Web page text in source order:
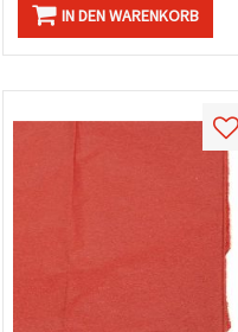
IN DEN WARENKORB